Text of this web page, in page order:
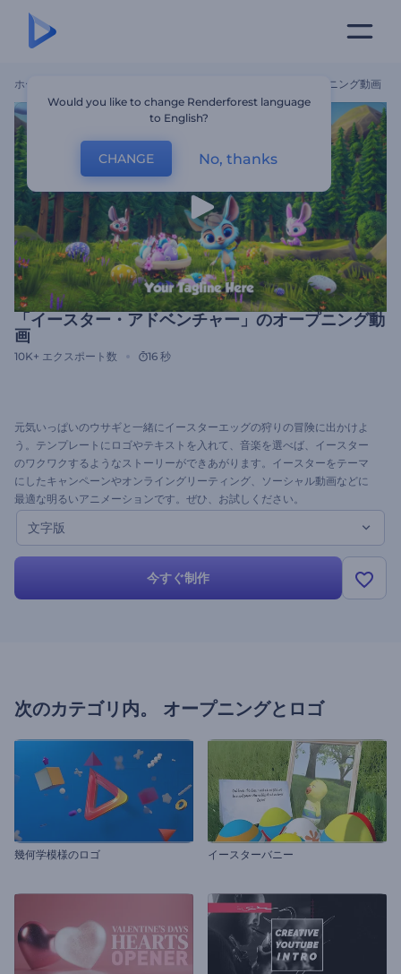
ホーム 「イースター・アドベンチャー」のオープニング動画
「イースター・アドベンチャー」のオープニング動
画
10K+ エクスポート数 16 秒
元気いっぱいのウサギと一緒にイースターエッグの狩りの冒険に出かけよ
う。テンプレートにロゴやテキストを入れて、音楽を選べば、イースター
のワクワクするようなストーリーができあがります。イースターをテーマ
にしたキャンペーンやオンライングリーティング、ソーシャル動画などに
最適な明るいアニメーションです。ぜひ、お試しください。
文字版
今すぐ制作
次のカテゴリ内。 オープニングとロゴ
幾何学模様のロゴ イースターバニー
Would you like to change Renderforest language
to English?
CHANGE No, thanks